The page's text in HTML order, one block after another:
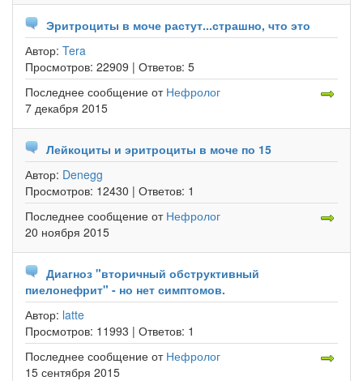
Эритроциты в моче растут...страшно, что это
Автор: Tera
Просмотров: 22909 | Ответов: 5
Последнее сообщение от Нефролог
7 декабря 2015
Лейкоциты и эритроциты в моче по 15
Автор: Denegg
Просмотров: 12430 | Ответов: 1
Последнее сообщение от Нефролог
20 ноября 2015
Диагноз "вторичный обструктивный
пиелонефрит" - но нет симптомов.
Автор: latte
Просмотров: 11993 | Ответов: 1
Последнее сообщение от Нефролог
15 сентября 2015